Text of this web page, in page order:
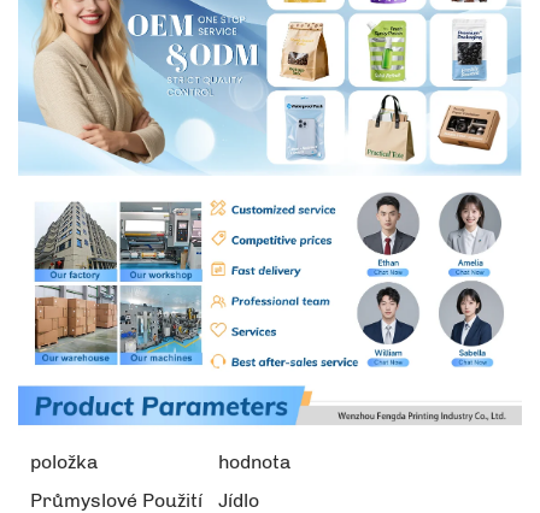
položka
hodnota
Průmyslové Použití
Jídlo